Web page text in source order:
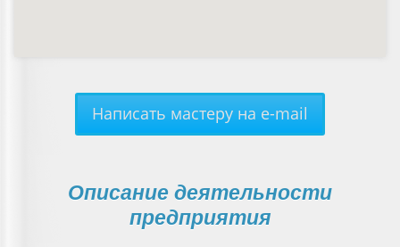
Написать мастеру на e-mail
Описание деятельности
предприятия